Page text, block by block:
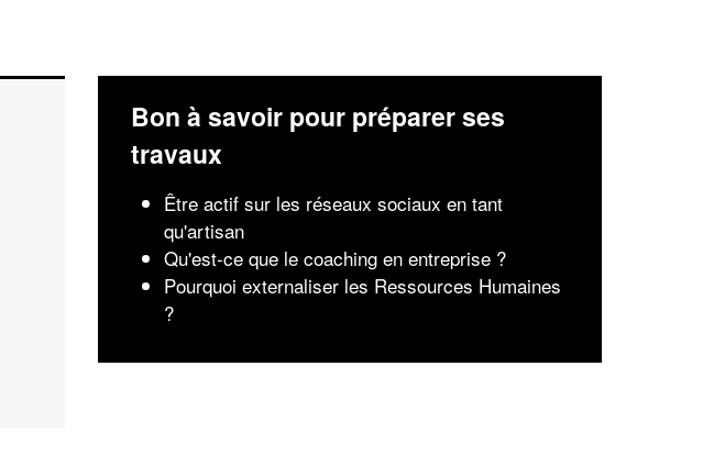
Bon à savoir pour préparer ses
travaux
Être actif sur les réseaux sociaux en tant
qu'artisan
Qu'est-ce que le coaching en entreprise ?
Pourquoi externaliser les Ressources Humaines
?